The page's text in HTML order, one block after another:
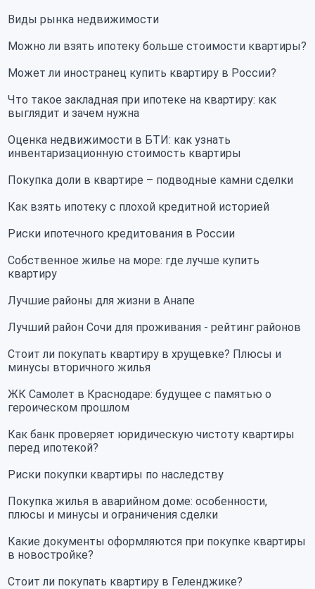
Виды рынка недвижимости
Можно ли взять ипотеку больше стоимости квартиры?
Может ли иностранец купить квартиру в России?
Что такое закладная при ипотеке на квартиру: как
выглядит и зачем нужна
Оценка недвижимости в БТИ: как узнать
инвентаризационную стоимость квартиры
Покупка доли в квартире – подводные камни сделки
Как взять ипотеку с плохой кредитной историей
Риски ипотечного кредитования в России
Собственное жилье на море: где лучше купить
квартиру
Лучшие районы для жизни в Анапе
Лучший район Сочи для проживания - рейтинг районов
Стоит ли покупать квартиру в хрущевке? Плюсы и
минусы вторичного жилья
ЖК Самолет в Краснодаре: будущее с памятью о
героическом прошлом
Как банк проверяет юридическую чистоту квартиры
перед ипотекой?
Риски покупки квартиры по наследству
Покупка жилья в аварийном доме: особенности,
плюсы и минусы и ограничения сделки
Какие документы оформляются при покупке квартиры
в новостройке?
Стоит ли покупать квартиру в Геленджике?